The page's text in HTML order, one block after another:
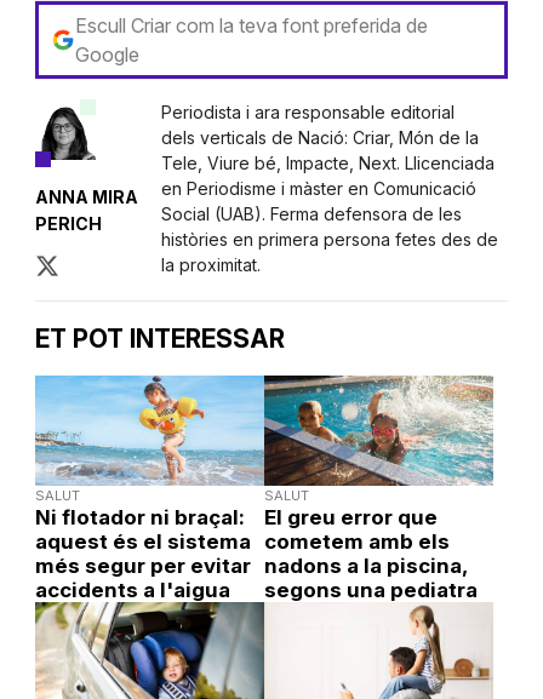
Escull Criar com la teva font preferida de
Google
ANNA MIRA
PERICH
Periodista i ara responsable editorial
dels verticals de Nació: Criar, Món de la
Tele, Viure bé, Impacte, Next. Llicenciada
en Periodisme i màster en Comunicació
Social (UAB). Ferma defensora de les
històries en primera persona fetes des de
la proximitat.
ET POT INTERESSAR
SALUT
Ni flotador ni braçal:
aquest és el sistema
més segur per evitar
accidents a l'aigua
SALUT
El greu error que
cometem amb els
nadons a la piscina,
segons una pediatra